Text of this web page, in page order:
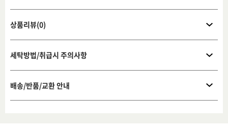
상품리뷰(0)
세탁방법/취급시 주의사항
배송/반품/교환 안내